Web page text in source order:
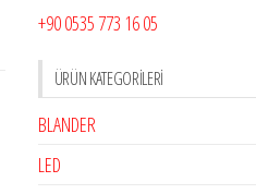
+90 0535 773 16 05
ÜRÜN KATEGORILERI
BLANDER
LED